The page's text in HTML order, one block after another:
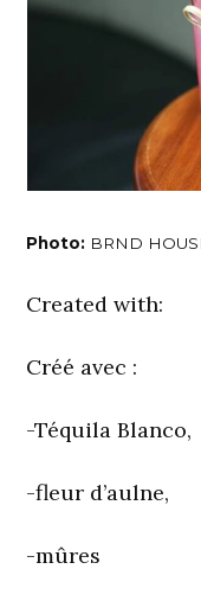
Photo: BRND
Created with:
Créé avec :
-Téquila Blanco,
-fleur d’aulne,
-mûres